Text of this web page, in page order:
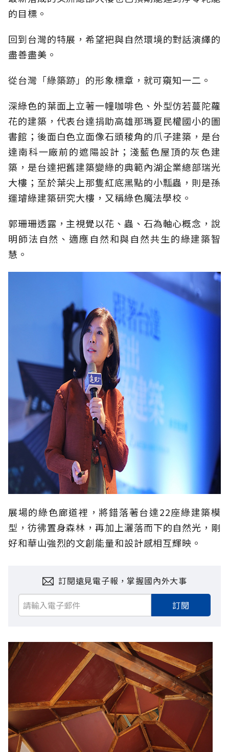
的目標。
回到台灣的特展，希望把與自然環境的對話演繹的
盡善盡美。
從台灣「綠築跡」的形象標章，就可窺知一二。
深綠色的葉面上立著一幢咖啡色、外型仿若蔓陀蘿
花的建築，代表台達捐助高雄那瑪夏民權國小的圖
書館；後面白色立面像石頭稜角的爪子建築，是台
達南科一廠前的遮陽設計；淺藍色屋頂的灰色建
築，是台達把舊建築變綠的典範內湖企業總部瑞光
大樓；至於葉尖上那隻紅底黑點的小瓢蟲，則是孫
運璿綠建築研究大樓，又稱綠色魔法學校。
郭珊珊透露，主視覺以花、蟲、石為軸心概念，說
明師法自然、適應自然和與自然共生的綠建築智
慧。
展場的綠色廊道裡，將錯落著台達22座綠建築模
型，彷彿置身森林，再加上灑落而下的自然光，剛
好和華山強烈的文創能量和設計感相互輝映。
訂閱遠見電子報，掌握國內外大事
訂閱